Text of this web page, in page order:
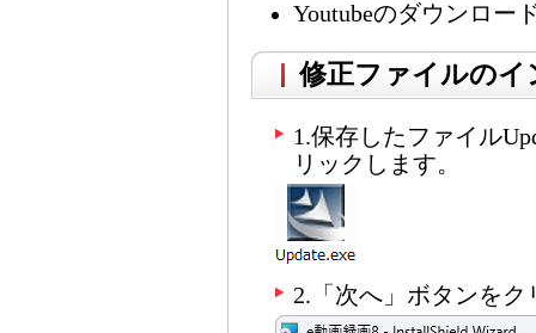
Youtubeのダウンロー
修正ファイルのイ
1.保存したファイル
リックします。
2.「次へ」ボタンをク